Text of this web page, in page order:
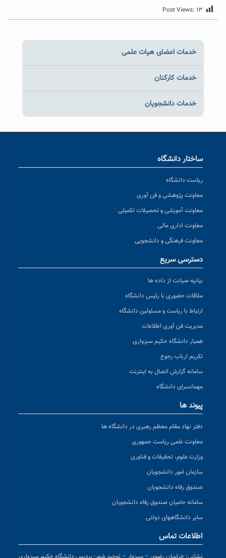
Post Views: ۱۳
خدمات اعضای هیات علمی
خدمات کارکنان
خدمات دانشجویان
ساختار دانشگاه
ریاست دانشگاه
معاونت پژوهشی و فن آوری
معاونت آموزشی و تحصیلات تکمیلی
معاونت اداری مالی
معاونت فرهنگی و دانشجویی
دسترسی سریع
بیانیه صیانت از داده ها
ملاقات حضوری با رئیس دانشگاه
ارتباط با ریاست و مسئولین دانشگاه
مدیریت فن آوری اطلاعات
همیار دانشگاه حکیم سبزواری
تکریم ارباب رجوع
سامانه گزارش اتصال به اینترنت
مهمانسرای دانشگاه
پیوند ها
دفتر نهاد مقام معظم رهبری در دانشگاه ها
معاونت علمی ریاست جمهوری
وزارت علوم، تحقیقات و فناوری
سازمان امور دانشجویان
صندوق رفاه دانشجویان
سامانه حامیان صندوق رفاه دانشجویان
سایر دانشگاههای دولتی
اطلاعات تماس